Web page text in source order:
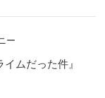
ー
ムだった件』